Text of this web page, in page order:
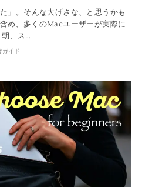
」。そんな大げさな、と思うかも
め、多くのMacユーザーが実際に
、ス…
ガイド